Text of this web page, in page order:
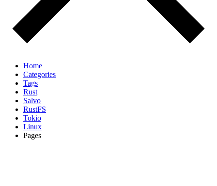
Home
Categories
Tags
Rust
Salvo
RustFS
Tokio
Linux
Pages